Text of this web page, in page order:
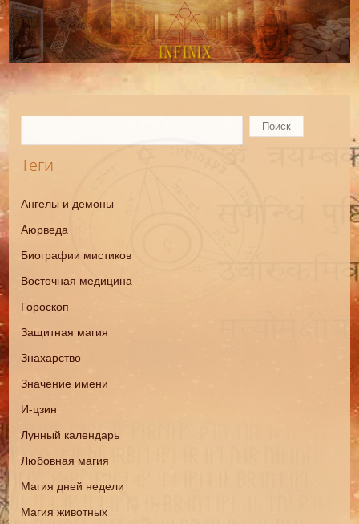
Теги
Ангелы и демоны
Аюрведа
Биографии мистиков
Восточная медицина
Гороскоп
Защитная магия
Знахарство
Значение имени
И-цзин
Лунный календарь
Любовная магия
Магия дней недели
Магия животных